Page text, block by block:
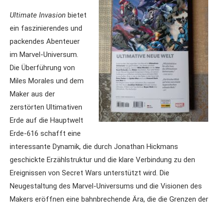
Ultimate Invasion bietet
ein faszinierendes und
packendes Abenteuer
im Marvel-Universum.
Die Überführung von
Miles Morales und dem
Maker aus der
zerstörten Ultimativen
Erde auf die Hauptwelt
Erde-616 schafft eine
interessante Dynamik, die durch Jonathan Hickmans
geschickte Erzählstruktur und die klare Verbindung zu den
Ereignissen von Secret Wars unterstützt wird. Die
Neugestaltung des Marvel-Universums und die Visionen des
Makers eröffnen eine bahnbrechende Ära, die die Grenzen der